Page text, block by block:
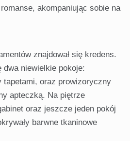
romanse, akompaniując sobie na
znajdował się kredens.
dwa niewielkie pokoje:
tapetami, oraz prowizoryczny
apteczką. Na piętrze
oraz jeszcze jeden pokój
barwne tkaninowe